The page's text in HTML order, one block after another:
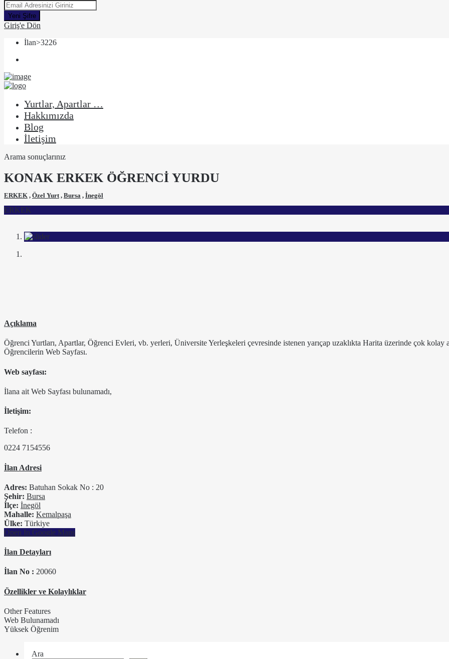
Yeni Şifre
Giriş'e Dön
İlan>3226
Yurtlar, Apartlar …
Hakkımızda
Blog
İletişim
Arama sonuçlarınız
KONAK ERKEK ÖĞRENCİ YURDU
ERKEK , Özel Yurt , Bursa , İnegöl
ERKEK
Açıklama
Öğrenci Yurtları, Apartlar, Öğrenci Evleri, vb. yerleri, Üniversite Yerleşkeleri çevresinde istenen yarıçap uzaklıkta Harita üzerinde çok kolay
Öğrencilerin Web Sayfası.
Web sayfası:
İlana ait Web Sayfası bulunamadı,
İletişim:
Telefon :
0224 7154556
İlan Adresi
Adres: Batuhan Sokak No : 20
Şehir: Bursa
İlçe: İnegöl
Mahalle: Kemalpaşa
Ülke: Türkiye
Open In Google Maps
İlan Detayları
İlan No : 20060
Özellikler ve Kolaylıklar
Other Features
Web Bulunamadı
Yüksek Öğrenim
Ara